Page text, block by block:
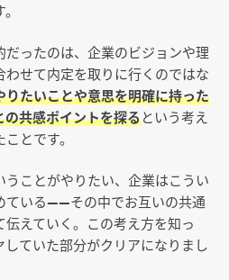
だったのは、企業のビジョンや理
わせて内定を取りに行くのではな
りたいことや意思を明確に持った
の共感ポイントを探るという考え
とです。
うことがやりたい、企業はこうい
ている――その中でお互いの共通
伝えていく。この考え方を知っ
していた部分がクリアになりまし